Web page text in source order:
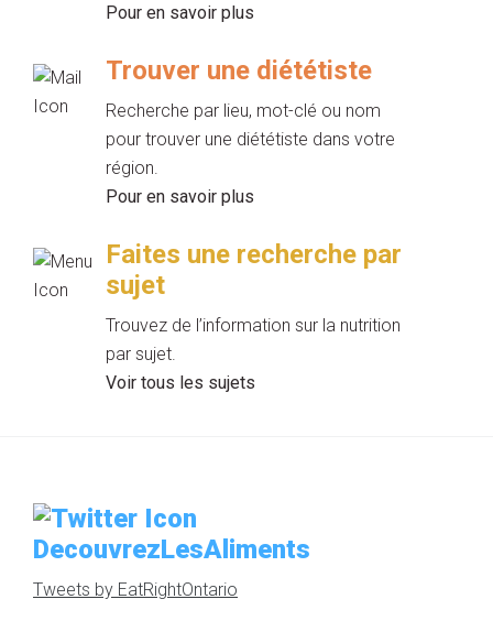
Pour en savoir plus
Trouver une diététiste
Recherche par lieu, mot-clé ou nom
pour trouver une diététiste dans votre
région.
Pour en savoir plus
Faites une recherche par
sujet
Trouvez de l’information sur la nutrition
par sujet.
Voir tous les sujets
DecouvrezLesAliments
Tweets by EatRightOntario